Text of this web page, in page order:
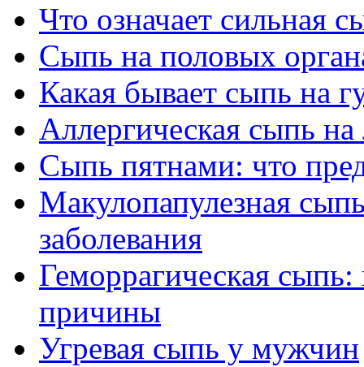
Что означает сильная
Сыпь на половых
Какая бывает сыпь на
Аллергическая сыпь на
Сыпь пятнами: что
Макулопапулезная
заболевания
Геморрагическая
причины
Угревая сыпь у мужчин